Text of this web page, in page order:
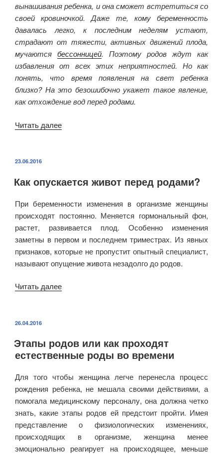
вынашивания ребенка, и она сможет встретиться со
своей кровиночкой. Даже те, кому беременность
давалась легко, к последним неделям устают,
страдают от тяжести, активных движений плода,
мучаются бессонницей. Поэтому родов ждут как
избавления от всех этих неприятностей. Но как
понять, что время появления на свет ребенка
близко? На это безошибочно укажет такое явление,
как отхождение вод перед родами.
Читать далее
беременных»
ОПУБЛИКОВАНО
23.06.2016
Как опускается живот перед родами?
При беременности изменения в организме женщины
происходят постоянно. Меняется гормональный фон,
растет, развивается плод. Особенно изменения
заметны в первом и последнем триместрах. Из явных
признаков, которые не пропустит опытный специалист,
называют опущение живота незадолго до родов.
Читать далее
ОПУБЛИКОВАНО
26.04.2016
Этапы родов или как проходят
естественные роды во времени
Для того чтобы женщина легче перенесла процесс
рождения ребенка, не мешала своими действиями, а
помогала медицинскому персоналу, она должна четко
знать, какие этапы родов ей предстоит пройти. Имея
представление о физиологических изменениях,
происходящих в организме, женщина менее
эмоционально реагирует на происходящее, меньше